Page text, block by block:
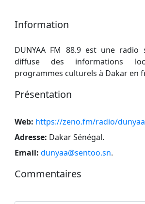
Information
DUNYAA FM 88.9 est une radio
diffuse des informations
programmes culturels à Dakar en
Présentation
Web: https://zeno.fm/radio/
Adresse: Dakar Sénégal.
Email: dunyaa@sentoo.sn.
Commentaires